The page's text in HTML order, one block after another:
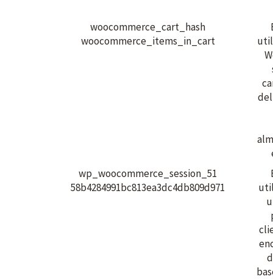
woocommerce_cart_hash
woocommerce_items_in_cart
wp_woocommerce_session_51
58b4284991bc813ea3dc4db809d971